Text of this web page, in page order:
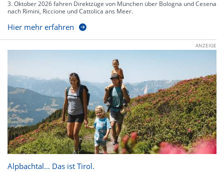
3. Oktober 2026 fahren Direktzüge von München über Bologna und Cesena
nach Rimini, Riccione und Cattolica ans Meer.
Hier mehr erfahren
ANZEIGE
Alpbachtal… Das ist Tirol.